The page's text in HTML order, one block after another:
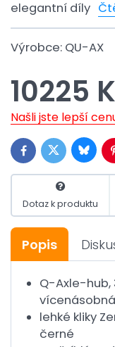
elegantní díly
Výrobce: QU-AX
10225
Našli jste lepší
FacebookTwitter
Dotaz k produktu
Popis
Q-Axle-hub,
lehké kliky
černé